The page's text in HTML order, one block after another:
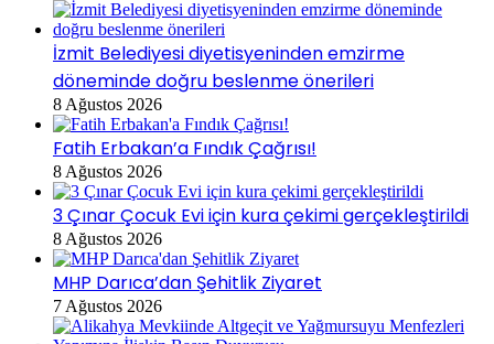
İzmit Belediyesi diyetisyeninden emzirme
döneminde doğru beslenme önerileri
8 Ağustos 2026
Fatih Erbakan’a Fındık Çağrısı!
8 Ağustos 2026
3 Çınar Çocuk Evi için kura çekimi gerçekleştirildi
8 Ağustos 2026
MHP Darıca’dan Şehitlik Ziyaret
7 Ağustos 2026